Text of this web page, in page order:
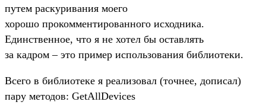
путем раскуривания моего
хорошо прокомментированного исходника.
Единственное, что я не хотел бы оставлять
за кадром – это пример использования библиотеки.
Всего в библиотеке я реализовал (точнее, дописал)
пару методов: GetAllDevices